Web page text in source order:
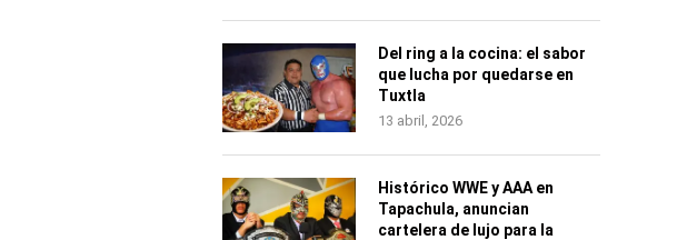
Del ring a la cocina: el sabor
que lucha por quedarse en
Tuxtla
13 abril, 2026
Histórico WWE y AAA en
Tapachula, anuncian
cartelera de lujo para la